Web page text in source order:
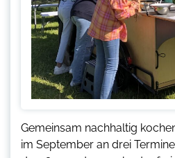
Gemeinsam nachhaltig
im September an drei